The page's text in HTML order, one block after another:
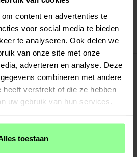
content en advertenties te
voor social media te bieden
te analyseren. Ook delen we
van onze site met onze
adverteren en analyse. Deze
combineren met andere
heeft verstrekt of die ze hebben
uw gebruik van hun services.
toestaan
of Paypal
tectTech
-
11 Pro Max van techTech. Het hoesje is
tegen beschadigingen te beschermen
van hard plastic en de zijkanten van
om een eventuele val te dempen. Het